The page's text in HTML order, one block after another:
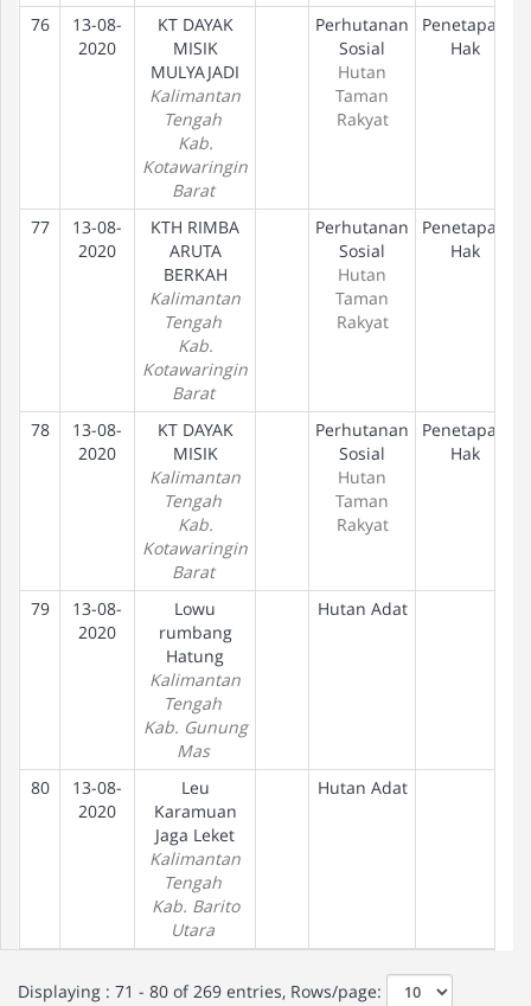
76
13-08-
2020
KT DAYAK
MISIK
MULYAJADI
Kalimantan
Tengah
Kab.
Kotawaringin
Barat
Perhutanan
Sosial
Hutan
Taman
Rakyat
Penetapan
Hak
77
13-08-
2020
KTH RIMBA
ARUTA
BERKAH
Kalimantan
Tengah
Kab.
Kotawaringin
Barat
Perhutanan
Sosial
Hutan
Taman
Rakyat
Penetapan
Hak
78
13-08-
2020
KT DAYAK
MISIK
Kalimantan
Tengah
Kab.
Kotawaringin
Barat
Perhutanan
Sosial
Hutan
Taman
Rakyat
Penetapan
Hak
79
13-08-
2020
Lowu
rumbang
Hatung
Kalimantan
Tengah
Kab. Gunung
Mas
Hutan Adat
80
13-08-
2020
Leu
Karamuan
Jaga Leket
Kalimantan
Tengah
Kab. Barito
Utara
Hutan Adat
Displaying : 71 - 80 of 269 entries, Rows/page: